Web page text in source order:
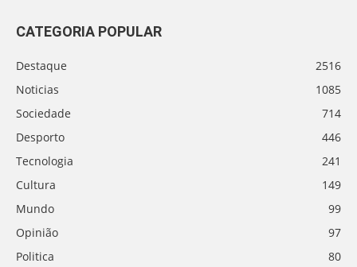
CATEGORIA POPULAR
Destaque
2516
Noticias
1085
Sociedade
714
Desporto
446
Tecnologia
241
Cultura
149
Mundo
99
Opinião
97
Politica
80